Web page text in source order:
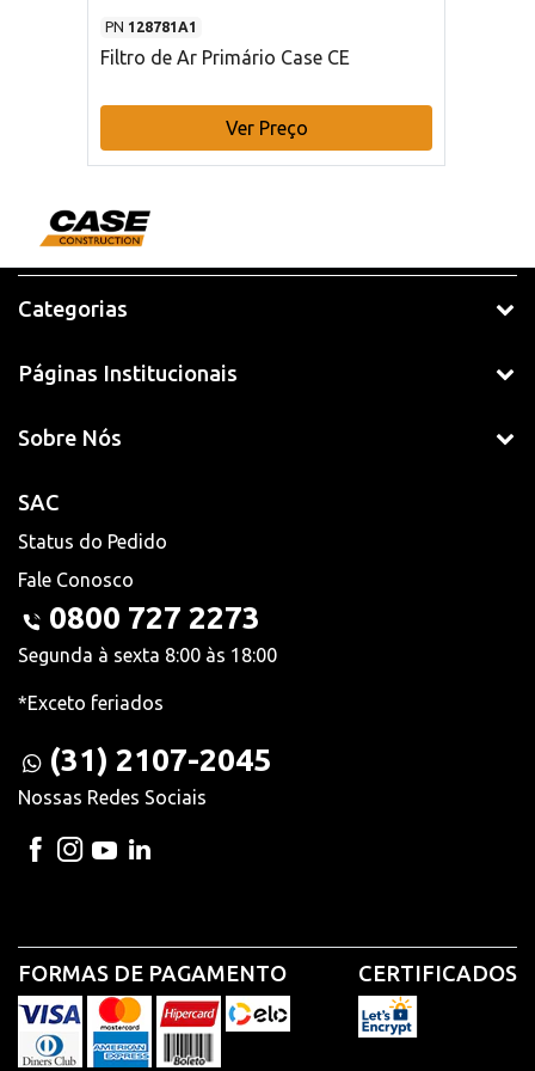
PN 128781A1
Filtro de Ar Primário Case CE
Ver Preço
Categorias
Páginas Institucionais
Sobre Nós
SAC
Status do Pedido
Fale Conosco
0800 727 2273
Segunda à sexta 8:00 às 18:00
*Exceto feriados
(31) 2107-2045
Nossas Redes Sociais
FORMAS DE PAGAMENTO CERTIFICADOS